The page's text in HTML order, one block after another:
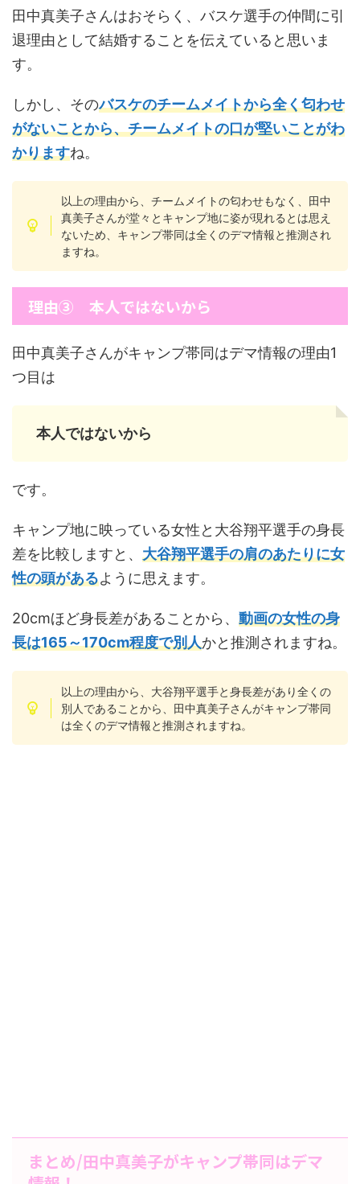
田中真美子さんはおそらく、バスケ選手の仲間に引
退理由として結婚することを伝えていると思いま
す。
しかし、そのバスケのチームメイトから全く匂わせ
がないことから、チームメイトの口が堅いことがわ
かりますね。
以上の理由から、チームメイトの匂わせもなく、田中
真美子さんが堂々とキャンプ地に姿が現れるとは思え
ないため、キャンプ帯同は全くのデマ情報と推測され
ますね。
理由③ 本人ではないから
田中真美子さんがキャンプ帯同はデマ情報の理由1
つ目は
本人ではないから
です。
キャンプ地に映っている女性と大谷翔平選手の身長
差を比較しますと、 大谷翔平選手の肩のあたりに女
性の頭があるように思えます。
20cmほど身長差があることから、 動画の女性の身
長は165～170cm程度で別人かと推測されますね。
以上の理由から、大谷翔平選手と身長差があり全くの
別人であることから、田中真美子さんがキャンプ帯同
は全くのデマ情報と推測されますね。
まとめ/田中真美子がキャンプ帯同はデマ